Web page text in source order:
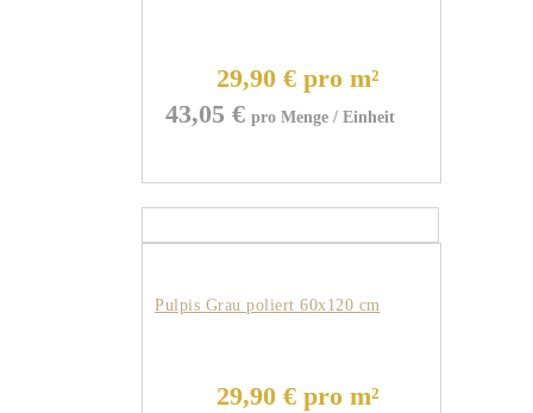
29,90 € pro m²
43,05 €
Pulpis Grau poliert 60x120 cm
29,90 € pro m²